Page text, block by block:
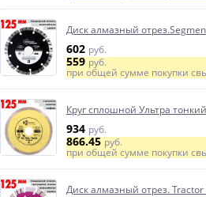
Диск алмазный
602 руб.
559руб.
при общей сумме покупки
Круг сплошной Ультра
934 руб.
866.45руб.
при общей сумме покупки
Диск алмазный отрез.